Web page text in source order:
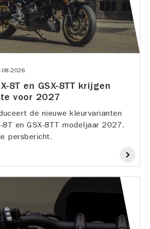
08-2026
8T en GSX-8TT krijgen
voor 2027
de nieuwe kleurvarianten
8T en GSX-8TT modeljaar 2027.
persbericht.